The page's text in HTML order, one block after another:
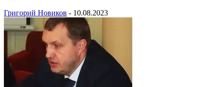
Григорий Новиков - 10.08.2023